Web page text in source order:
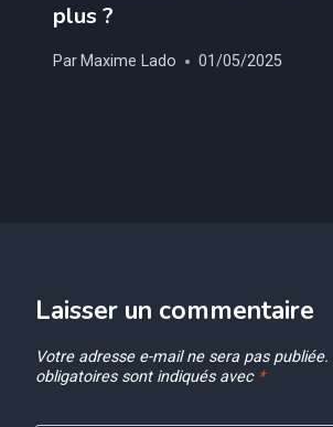
plus ?
ParMaxime Lado 01/05/2025
Laisser un commentaire
Votre adresse e-mail ne sera pas publiée.
obligatoires sont indiqués avec *